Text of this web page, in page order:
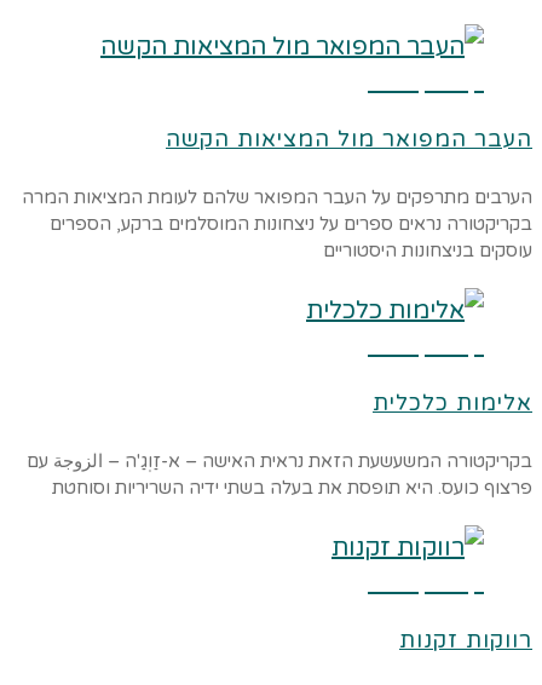
העבר המפואר מול המציאות הקשה
הערבים מתרפקים על העבר המפואר שלהם לעומת המציאות המרה
בקריקטורה נראים ספרים על ניצחונות המוסלמים ברקע, הספרים
עוסקים בניצחונות היסטוריים
אלימות כלכלית
בקריקטורה המשעשעת הזאת נראית האישה – א-זַוְגַ'ה – الزوجة עם
פרצוף כועס. היא תופסת את בעלה בשתי ידיה השריריות וסוחטת
רווקות זקנות